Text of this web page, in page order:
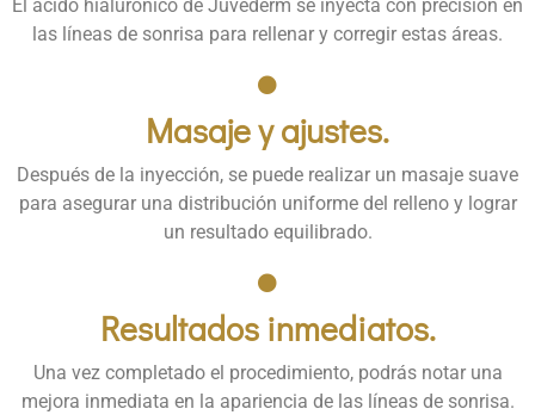
El ácido hialurónico de Juvederm se inyecta con precisión en
las líneas de sonrisa para rellenar y corregir estas áreas.
Masaje y ajustes.
Después de la inyección, se puede realizar un masaje suave
para asegurar una distribución uniforme del relleno y lograr
un resultado equilibrado.
Resultados inmediatos.
Una vez completado el procedimiento, podrás notar una
mejora inmediata en la apariencia de las líneas de sonrisa.